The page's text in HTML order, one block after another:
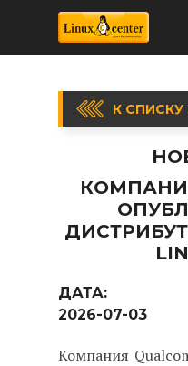
К
ДАТА:
2026-07-03
Компания